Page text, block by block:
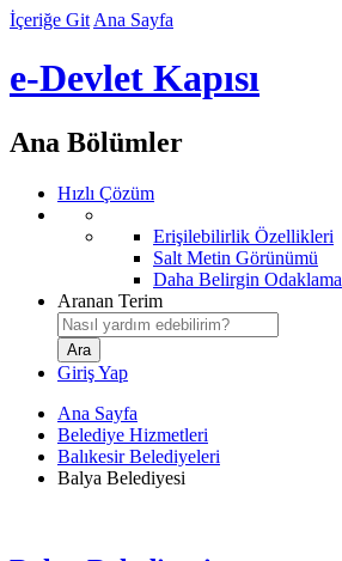
İçeriğe Git Ana Sayfa
e-Devlet Kapısı
Ana Bölümler
Hızlı Çözüm
Erişilebilirlik Özellikleri
Salt Metin Görünümü
Daha Belirgin Odaklama
Aranan Terim
Giriş Yap
Ana Sayfa
Belediye Hizmetleri
Balıkesir Belediyeleri
Balya Belediyesi